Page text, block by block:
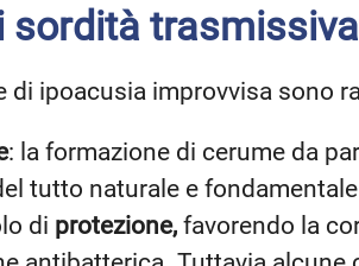
sordità trasmissiva
di ipoacusia improvvisa sono
: la formazione di cerume da
tutto naturale e
di protezione, favorendo la